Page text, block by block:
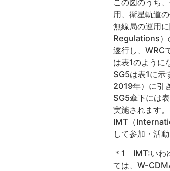
この図のうち
用、衛星軌道
無線局の運用
Regulations）
遂行し、WRC
は表1のように
SG5は表1に示
2019年）に引
SG5傘下には
実施されます
IMT（
して参加・活
＊1 IMT:いわ
ては、W-